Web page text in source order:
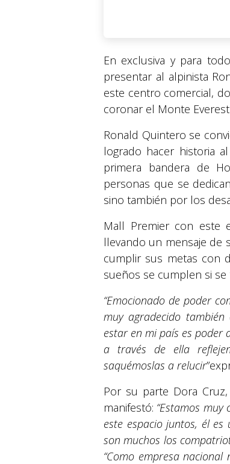
En exclusiva y para
presentar al alpinista
este centro comercial,
coronar el Monte
Ronald Quintero se
logrado hacer historia
primera bandera de
personas que se
sino también por los
Mall Premier con este
llevando un mensaje de
cumplir sus metas con
sueños se cumplen si
“Emocionado de poder
muy agradecido
estar en mi país es poder
a través de ella
saquémoslas a relucir
Por su parte Dora
manifestó: “Estamos
este espacio juntos, él
son muchos los
“Como empresa